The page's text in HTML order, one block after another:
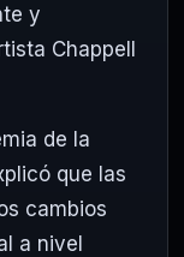
y
Chappell
de la
que las
cambios
a nivel